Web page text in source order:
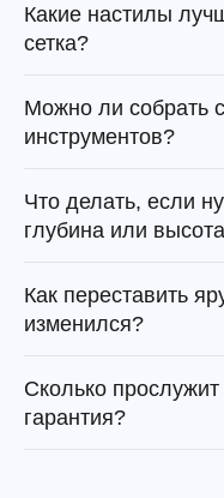
Какие настилы
сетка?
Можно ли собрать
инструментов?
Что делать, если
глубина или
Как переставить
изменился?
Сколько
гарантия?